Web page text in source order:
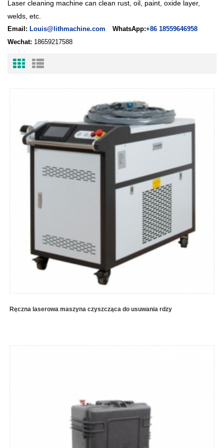
L aser cleaning machine can clean rust, oil, paint, oxide layer,
welds, etc.
Email: Louis@lithmachine.com WhatsApp:+86 18559646958
Wechat: 18659217588
Ręczna laserowa maszyna czyszcząca do usuwania rdzy